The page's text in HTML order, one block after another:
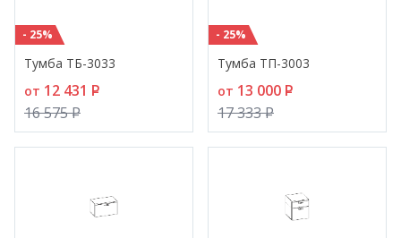
- 25%
Тумба ТБ-3033
от 12 431 P
16 575P
- 25%
Тумба ТП-3003
от 13 000 P
17 333P